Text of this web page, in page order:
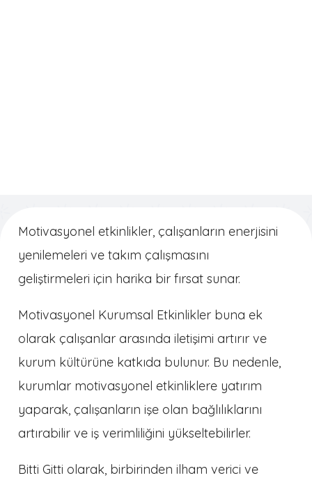
Motivasyonel etkinlikler, çalışanların enerjisini
yenilemeleri ve takım çalışmasını
geliştirmeleri için harika bir fırsat sunar.
Motivasyonel Kurumsal Etkinlikler buna ek
olarak çalışanlar arasında iletişimi artırır ve
kurum kültürüne katkıda bulunur. Bu nedenle,
kurumlar motivasyonel etkinliklere yatırım
yaparak, çalışanların işe olan bağlılıklarını
artırabilir ve iş verimliliğini yükseltebilirler.
Bitti Gitti olarak, birbirinden ilham verici ve